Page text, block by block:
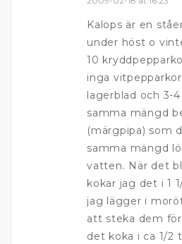
Kalops är en
under höst o
10
inga
lagerblad och 3-
samma mängd
(märgpipa) som
samma mängd
vatten. När det
kokar jag det i 1
jag lägger i
att steka dem
det koka i ca 1/